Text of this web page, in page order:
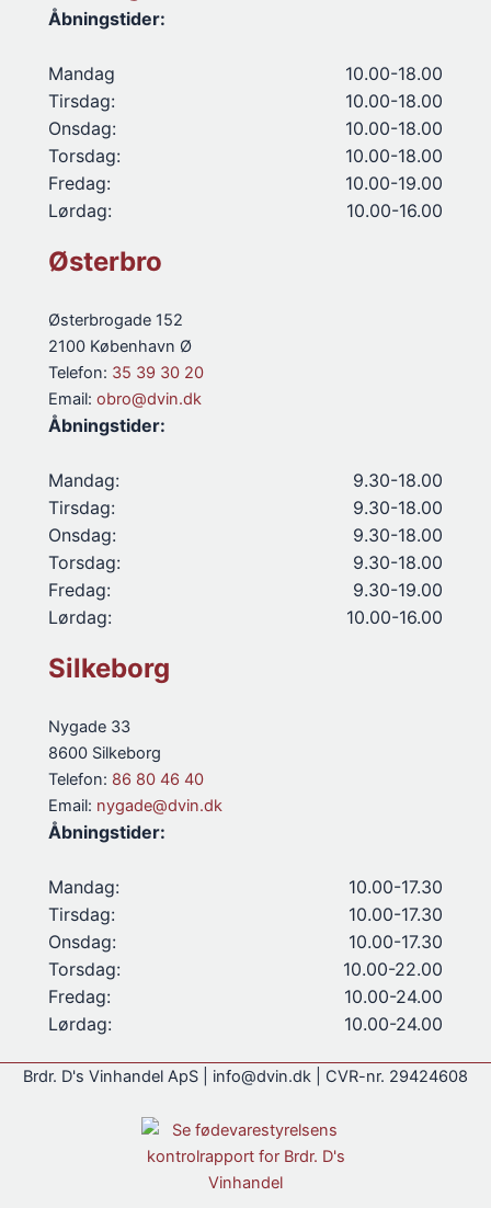
Åbningstider:
Mandag
10.00-18.00
Tirsdag:
10.00-18.00
Onsdag:
10.00-18.00
Torsdag:
10.00-18.00
Fredag:
10.00-19.00
Lørdag:
10.00-16.00
Østerbro
Østerbrogade 152
2100 København Ø
Telefon: 35 39 30 20
Email: obro@dvin.dk
Åbningstider:
Mandag:
9.30-18.00
Tirsdag:
9.30-18.00
Onsdag:
9.30-18.00
Torsdag:
9.30-18.00
Fredag:
9.30-19.00
Lørdag:
10.00-16.00
Silkeborg
Nygade 33
8600 Silkeborg
Telefon: 86 80 46 40
Email: nygade@dvin.dk
Åbningstider:
Mandag:
10.00-17.30
Tirsdag:
10.00-17.30
Onsdag:
10.00-17.30
Torsdag:
10.00-22.00
Fredag:
10.00-24.00
Lørdag:
10.00-24.00
Brdr. D's Vinhandel ApS | info@dvin.dk | CVR-nr. 29424608